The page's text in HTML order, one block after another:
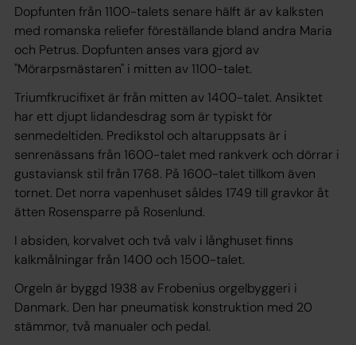
Dopfunten från 1100-talets senare hälft är av kalksten
med romanska reliefer föreställande bland andra Maria
och Petrus. Dopfunten anses vara gjord av
"Mörarpsmästaren" i mitten av 1100-talet.
Triumfkrucifixet är från mitten av 1400-talet. Ansiktet
har ett djupt lidandesdrag som är typiskt för
senmedeltiden. Predikstol och altaruppsats är i
senrenässans från 1600-talet med rankverk och dörrar i
gustaviansk stil från 1768. På 1600-talet tillkom även
tornet. Det norra vapenhuset såldes 1749 till gravkor åt
ätten Rosensparre på Rosenlund.
I absiden, korvalvet och två valv i långhuset finns
kalkmålningar från 1400 och 1500-talet.
Orgeln är byggd 1938 av Frobenius orgelbyggeri i
Danmark. Den har pneumatisk konstruktion med 20
stämmor, två manualer och pedal.